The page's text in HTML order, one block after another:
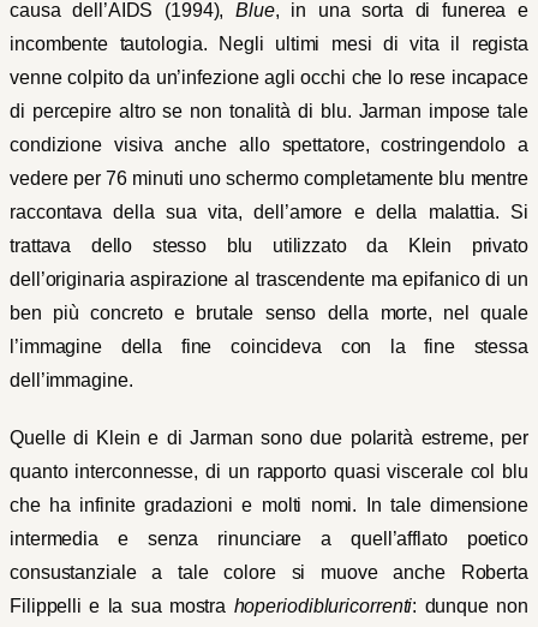
causa dell’AIDS (1994),Blue, in una sorta di funerea e
incombente tautologia. Negli ultimi mesi di vita il regista
venne colpito da un’infezione agli occhi che lo rese incapace
di percepire altro se non tonalità di blu. Jarman impose tale
condizione visiva anche allo spettatore, costringendolo a
vedere per 76 minuti uno schermo completamente blu mentre
raccontava della sua vita, dell’amore e della malattia. Si
trattava dello stesso blu utilizzato da Klein privato
dell’originaria aspirazione al trascendente ma epifanico di un
ben più concreto e brutale senso della morte, nel quale
l’immagine della fine coincideva con la fine stessa
dell’immagine.
Quelle di Klein e di Jarman sono due polarità estreme, per
quanto interconnesse, di un rapporto quasi viscerale col blu
che ha infinite gradazioni e molti nomi. In tale dimensione
intermedia e senza rinunciare a quell’afflato poetico
consustanziale a tale colore si muove anche Roberta
Filippelli e la sua mostra hoperiodibluricorrenti: dunque non